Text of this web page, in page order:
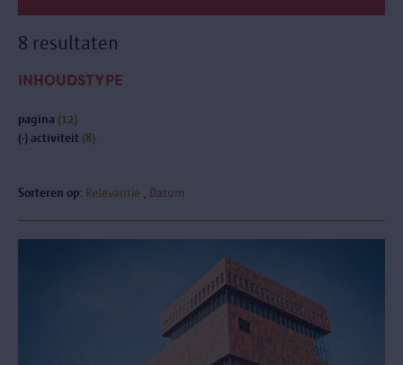
8 resultaten
INHOUDSTYPE
pagina (12)
(-) activiteit (8)
Sorteren op: Relevantie Datum